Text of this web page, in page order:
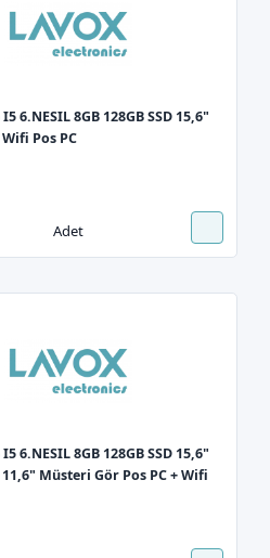
6.NESIL 8GB 128GB SSD 15,6"
Pos PC
Adet
6.NESIL 8GB 128GB SSD 15,6"
Müsteri Gör Pos PC + Wifi